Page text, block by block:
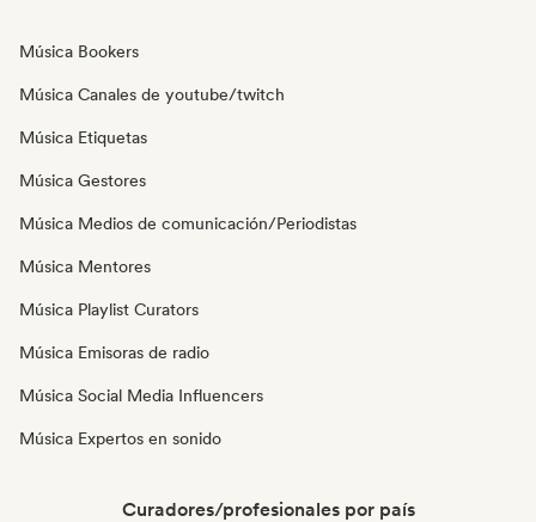
Música Bookers
Música Canales de youtube/twitch
Música Etiquetas
Música Gestores
Música Medios de comunicación/Periodistas
Música Mentores
Música Playlist Curators
Música Emisoras de radio
Música Social Media Influencers
Música Expertos en sonido
Curadores/profesionales por país